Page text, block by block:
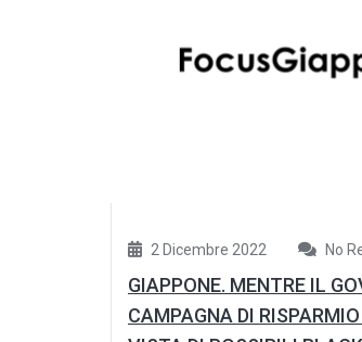
2 Dicembre 2022 No
GIAPPONE. MENTRE IL
CAMPAGNA DI